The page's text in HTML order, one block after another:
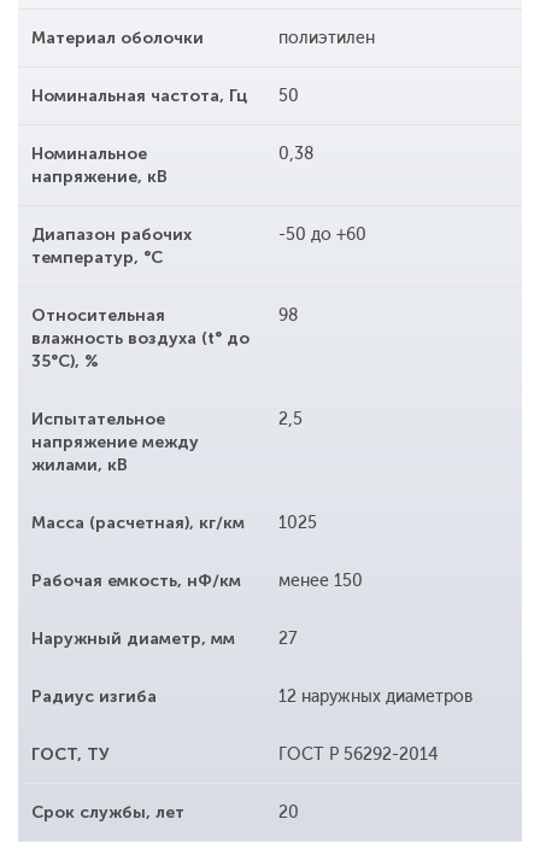
Материал оболочки полиэтилен
Номинальная частота, Гц 50
Номинальное
напряжение, кВ
0,38
Диапазон рабочих
температур, °С
-50 до +60
Относительная
влажность воздуха (t° до
35°С), %
98
Испытательное
напряжение между
жилами, кВ
2,5
Масса (расчетная), кг/км 1025
Рабочая емкость, нФ/км менее 150
Наружный диаметр, мм 27
Радиус изгиба 12 наружных диаметров
ГОСТ, ТУ ГОСТ Р 56292-2014
Срок службы, лет 20